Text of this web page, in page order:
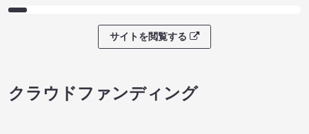
サイトを閲覧する
クラウドファンディング